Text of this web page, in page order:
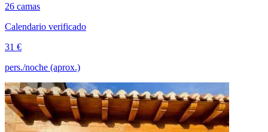
26 camas
Calendario verificado
31 €
pers./noche (aprox.)